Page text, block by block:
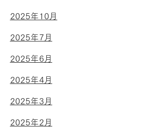
2025年10月
2025年7月
2025年6月
2025年4月
2025年3月
2025年2月